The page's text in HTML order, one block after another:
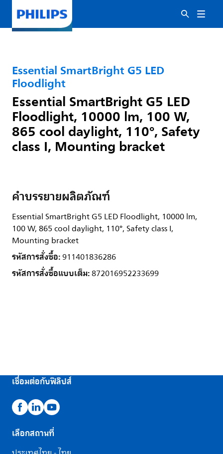
Essential SmartBright G5 LED
Floodlight
Essential SmartBright G5 LED
Floodlight, 10000 lm, 100 W,
865 cool daylight, 110°, Safety
class I, Mounting bracket
คำบรรยายผลิตภัณฑ์
Essential SmartBright G5 LED Floodlight, 10000 lm,
100 W, 865 cool daylight, 110°, Safety class I,
Mounting bracket
รหัสการสั่งซื้อ:911401836286
รหัสการสั่งซื้อแบบเต็ม:872016952233699
เชื่อมต่อกับฟิลิปส์
เลือกสถานที่